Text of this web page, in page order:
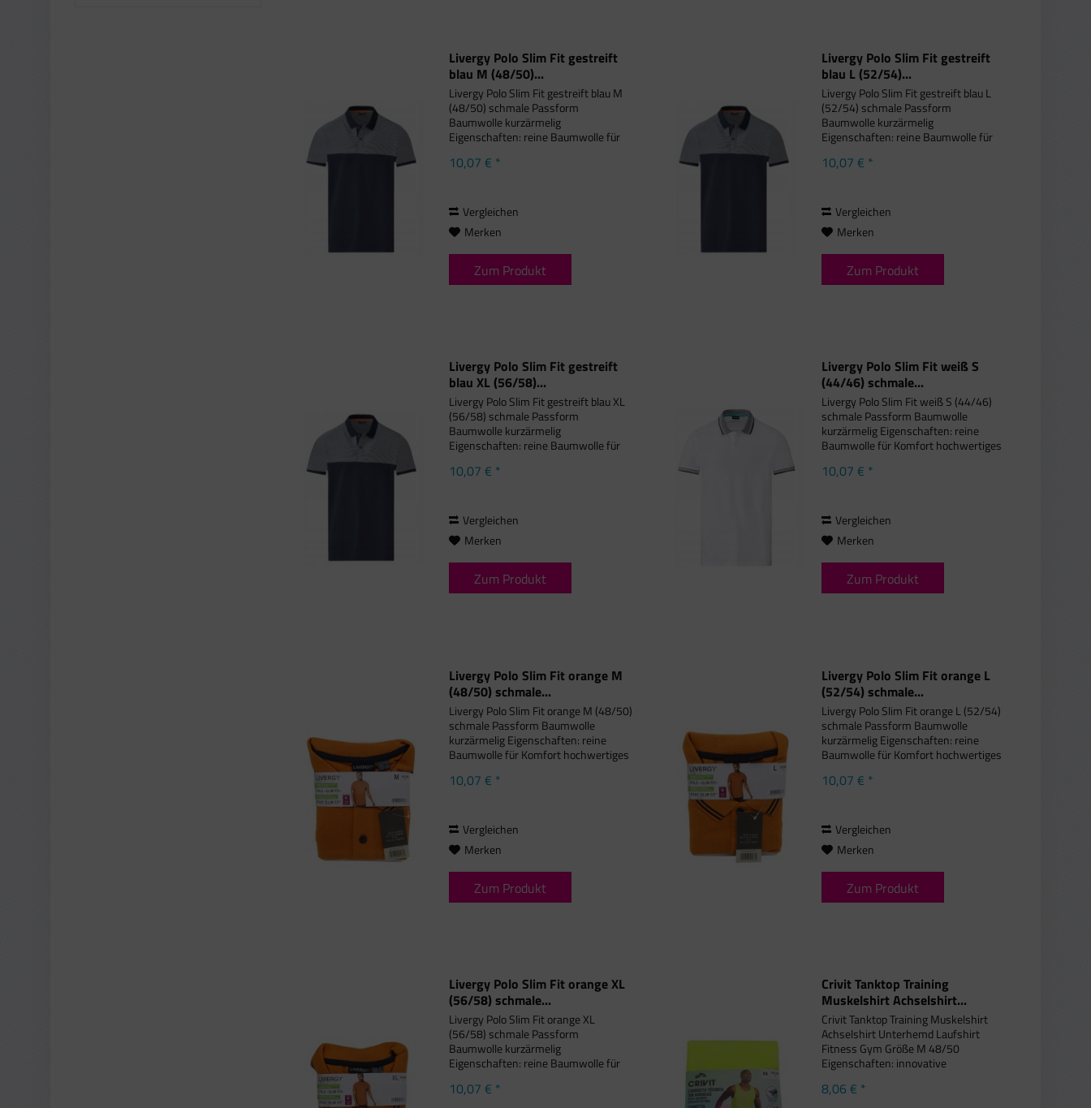
Livergy Polo Slim Fit gestreift
blau M (48/50)...
Livergy Polo Slim Fit gestreift blau M
(48/50) schmale Passform
Baumwolle kurzärmelig
Eigenschaften: reine Baumwolle für
Knopfverschluss mit
10,07 € *
Vergleichen
Merken
Zum Produkt
Livergy Polo Slim Fit gestreift
blau L (52/54)...
Livergy Polo Slim Fit gestreift blau L
(52/54) schmale Passform
Baumwolle kurzärmelig
Eigenschaften: reine Baumwolle für
Knopfverschluss mit
10,07 € *
Vergleichen
Merken
Zum Produkt
Livergy Polo Slim Fit gestreift
blau XL (56/58)...
Livergy Polo Slim Fit gestreift blau XL
(56/58) schmale Passform
Baumwolle kurzärmelig
Eigenschaften: reine Baumwolle für
Knopfverschluss mit
10,07 € *
Vergleichen
Merken
Zum Produkt
Livergy Polo Slim Fit weiß S
(44/46) schmale...
Livergy Polo Slim Fit weiß S (44/46)
schmale Passform Baumwolle
kurzärmelig Eigenschaften: reine
Baumwolle für Komfort hochwertiges
kontrastierendem Streifen kleine
10,07 € *
Vergleichen
Merken
Zum Produkt
Livergy Polo Slim Fit orange M
(48/50) schmale...
Livergy Polo Slim Fit orange M (48/50)
schmale Passform Baumwolle
kurzärmelig Eigenschaften: reine
Baumwolle für Komfort hochwertiges
kontrastierendem Streifen kleine
10,07 € *
Vergleichen
Merken
Zum Produkt
Livergy Polo Slim Fit orange L
(52/54) schmale...
Livergy Polo Slim Fit orange L (52/54)
schmale Passform Baumwolle
kurzärmelig Eigenschaften: reine
Baumwolle für Komfort hochwertiges
kontrastierendem Streifen kleine
10,07 € *
Vergleichen
Merken
Zum Produkt
Livergy Polo Slim Fit orange XL
(56/58) schmale...
Livergy Polo Slim Fit orange XL
(56/58) schmale Passform
Baumwolle kurzärmelig
Eigenschaften: reine Baumwolle für
Knopfverschluss mit
10,07 € *
Crivit Tanktop Training
Muskelshirt Achselshirt...
Crivit Tanktop Training Muskelshirt
Achselshirt Unterhemd Laufshirt
Fitness Gym Größe M 48/50
Eigenschaften: innovative
schnell trocknend und
8,06 € *